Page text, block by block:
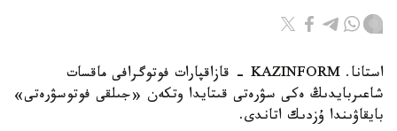
استانا. KAZINFORM - قازاقپارات فوتوگرافى ماقسات
شاعىربايدىڭ ەكى سۋرەتى قىتايدا وتكەن «جىلقى فوتوسۋرەتى»
بايقاۋىندا ۇزدىك اتاندى.